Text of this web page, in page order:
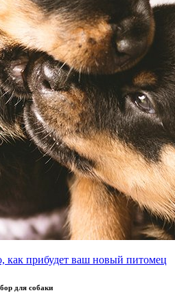
как прибудет ваш новый питомец
для собаки